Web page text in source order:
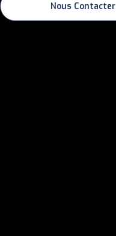
Nous Contacter